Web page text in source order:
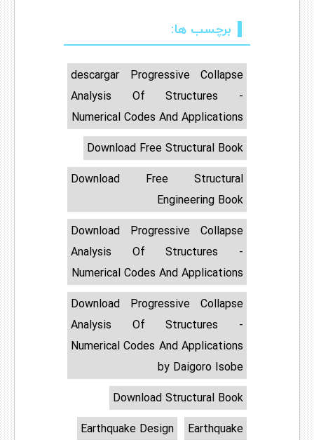
برچسب ها:
descargar Progressive Collapse
Analysis Of Structures -
Numerical Codes And Applications
Download Free Structural Book
Download Free Structural
Engineering Book
Download Progressive Collapse
Analysis Of Structures -
Numerical Codes And Applications
Download Progressive Collapse
Analysis Of Structures -
Numerical Codes And Applications
by Daigoro Isobe
Download Structural Book
Earthquake
Earthquake Design